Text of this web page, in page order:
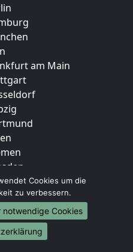
am Main
Cookies um die
zu verbessern.
notwendige Cookies